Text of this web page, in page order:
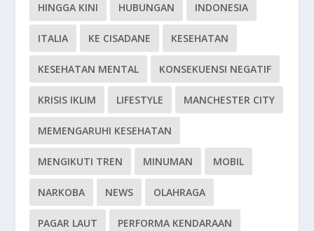
HINGGA KINI HUBUNGAN INDONESIA
ITALIA KE CISADANE KESEHATAN
KESEHATAN MENTAL KONSEKUENSI NEGATIF
KRISIS IKLIM LIFESTYLE MANCHESTER CITY
MEMENGARUHI KESEHATAN
MENGIKUTI TREN MINUMAN MOBIL
NARKOBA NEWS OLAHRAGA
PAGAR LAUT PERFORMA KENDARAAN